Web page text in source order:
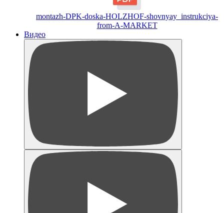
montazh-DPK-doska-HOLZHOF-shovnyay_instrukciya-
from-A-MARKET
Видео